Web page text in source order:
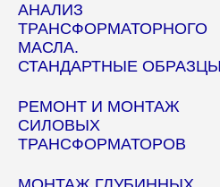
АНАЛИЗ
ТРАНСФОРМАТОРНОГО
МАСЛА.
СТАНДАРТНЫЕ ОБРАЗЦЫ
РЕМОНТ И МОНТАЖ
СИЛОВЫХ
ТРАНСФОРМАТОРОВ